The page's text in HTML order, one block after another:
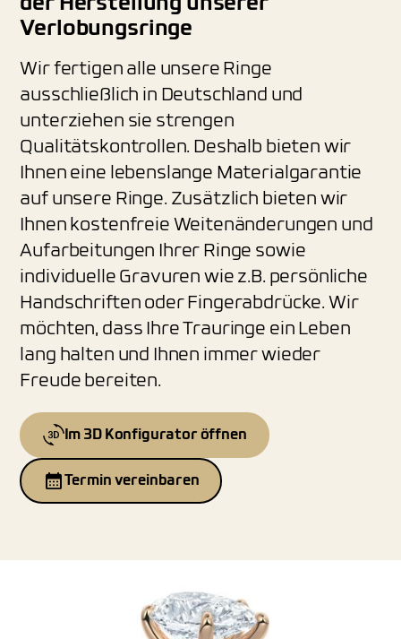
der Herstellung unserer
Verlobungsringe
Wir fertigen alle unsere Ringe
ausschließlich in Deutschland und
unterziehen sie strengen
Qualitätskontrollen. Deshalb bieten wir
Ihnen eine lebenslange Materialgarantie
auf unsere Ringe. Zusätzlich bieten wir
Ihnen kostenfreie Weitenänderungen und
Aufarbeitungen Ihrer Ringe sowie
individuelle Gravuren wie z.B. persönliche
Handschriften oder Fingerabdrücke. Wir
möchten, dass Ihre Trauringe ein Leben
lang halten und Ihnen immer wieder
Freude bereiten.
Im 3D Konfigurator öffnen
Termin vereinbaren